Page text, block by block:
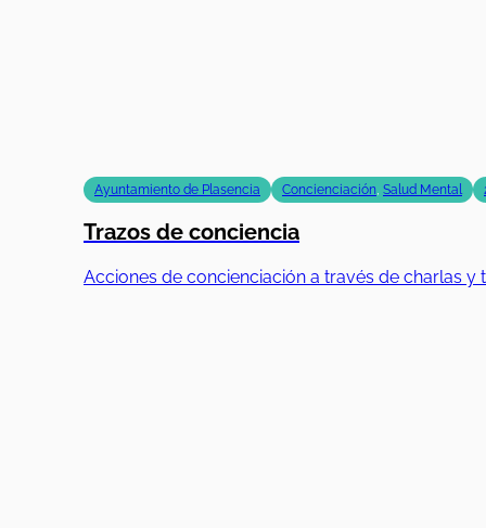
Ayuntamiento de Plasencia Concienciación, Salud Mental
Trazos de conciencia
Acciones de concienciación a través de charlas